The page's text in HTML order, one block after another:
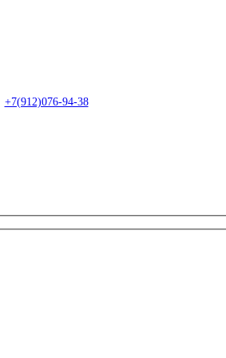
+7(912)076-94-38